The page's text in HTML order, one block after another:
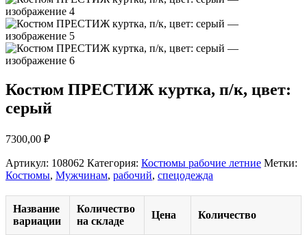
Костюм ПРЕСТИЖ куртка, п/к, цвет:
серый
7300,00 ₽
Артикул: 108062 Категория: Костюмы рабочие летние Метки:
Костюмы, Мужчинам, рабочий, спецодежда
Название
вариации
Количество
на складе
Цена Количество